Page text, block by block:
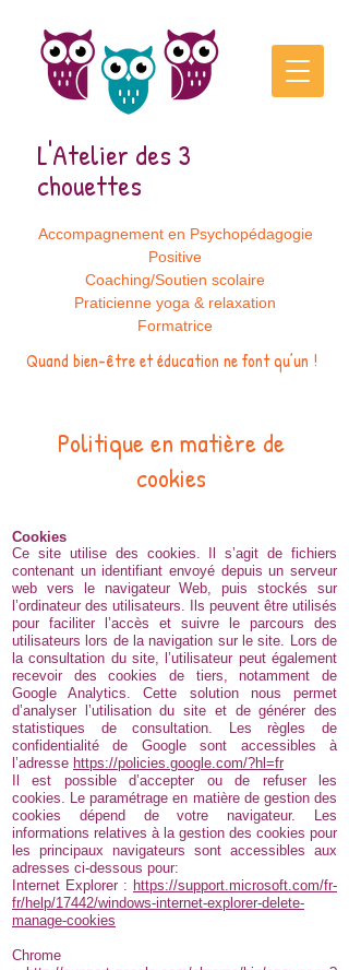
Quand bien-être et éducation ne font qu’un !
L'Atelier des 3
chouettes
Accompagnement en Psychopédagogie
Positive
Coaching/Soutien scolaire
Praticienne yoga & relaxation
Formatrice
Politique en matière de
cookies
Cookies
Ce site utilise des cookies. Il s’agit de fichiers
contenant un identifiant envoyé depuis un serveur
web vers le navigateur Web, puis stockés sur
l’ordinateur des utilisateurs. Ils peuvent être utilisés
pour faciliter l’accès et suivre le parcours des
utilisateurs lors de la navigation sur le site. Lors de
la consultation du site, l’utilisateur peut également
recevoir des cookies de tiers, notamment de
Google Analytics. Cette solution nous permet
d’analyser l’utilisation du site et de générer des
statistiques de consultation. Les règles de
confidentialité de Google sont accessibles à
l’adresse https://policies.google.com/?hl=fr
Il est possible d’accepter ou de refuser les
cookies. Le paramétrage en matière de gestion des
cookies dépend de votre navigateur. Les
informations relatives à la gestion des cookies pour
les principaux navigateurs sont accessibles aux
adresses ci-dessous pour:
Internet Explorer : https://support.microsoft.com/fr-
fr/help/17442/windows-internet-explorer-delete-
manage-cookies
Chrome